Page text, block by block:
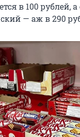
в 100 рублей,
— аж в 290